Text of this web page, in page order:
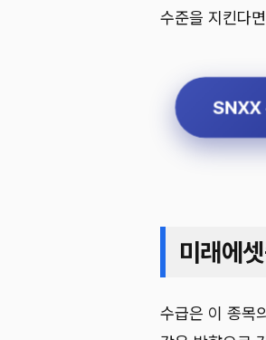
수준을 지킨다
SNXX
미래에
수급은 이 종목